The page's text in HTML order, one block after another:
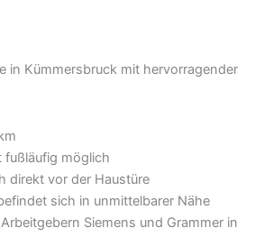
in Kümmersbruck mit hervorragender
fußläufig möglich
direkt vor der Haustüre
sich in unmittelbarer Nähe
Siemens und Grammer in